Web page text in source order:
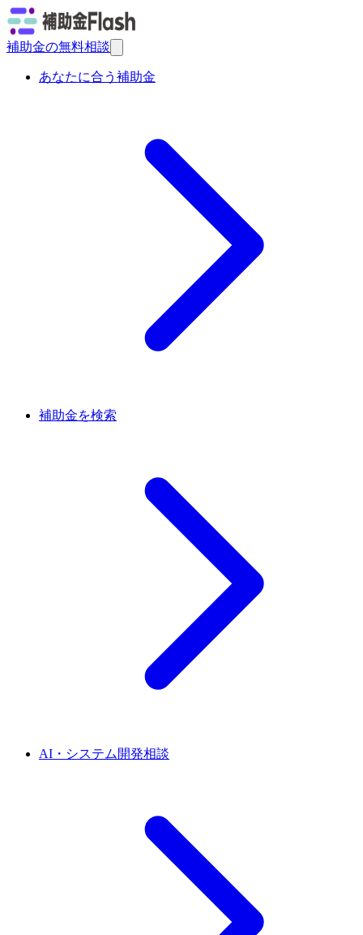
補助金の無料相談
あなたに合う補助金
補助金を検索
AI・システム開発相談